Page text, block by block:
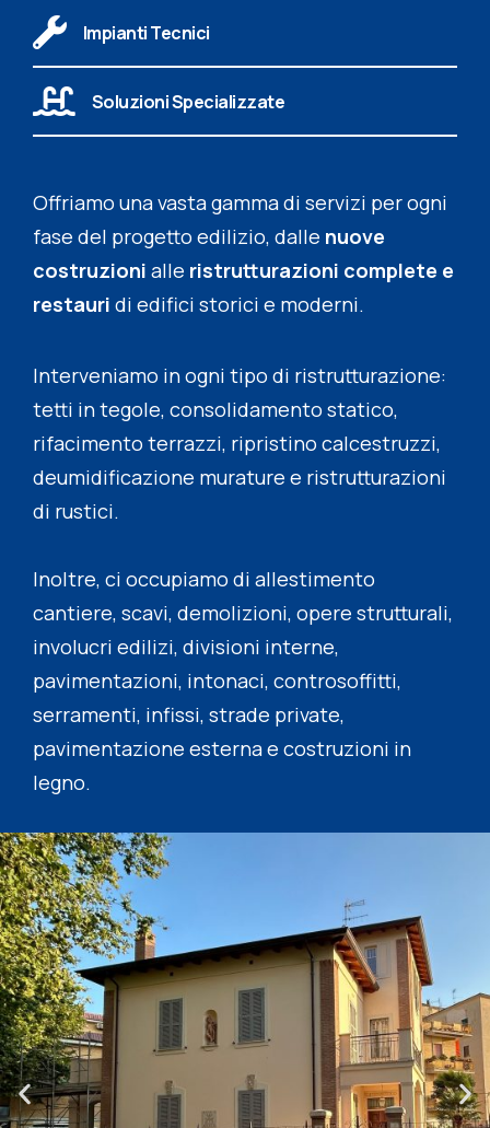
Impianti Tecnici
Soluzioni Specializzate
Offriamo una vasta gamma di servizi per ogni
fase del progetto edilizio, dalle nuove
costruzioni alle ristrutturazioni complete e
restauri di edifici storici e moderni.
Interveniamo in ogni tipo di ristrutturazione:
tetti in tegole, consolidamento statico,
rifacimento terrazzi, ripristino calcestruzzi,
deumidificazione murature e ristrutturazioni
di rustici.
Inoltre, ci occupiamo di allestimento
cantiere, scavi, demolizioni, opere strutturali,
involucri edilizi, divisioni interne,
pavimentazioni, intonaci, controsoffitti,
serramenti, infissi, strade private,
pavimentazione esterna e costruzioni in
legno.